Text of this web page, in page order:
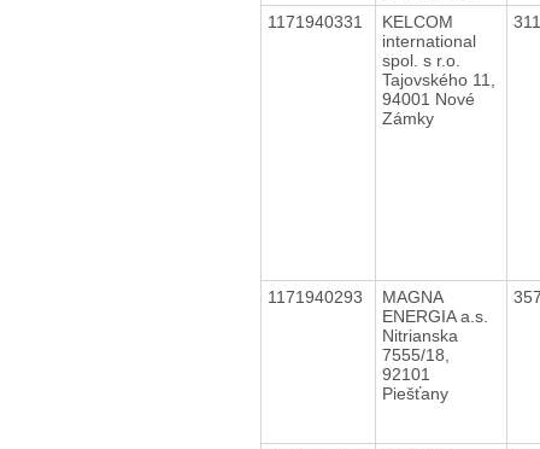
1171940331
KELCOM
international
spol. s r.o.
Tajovského 11,
94001 Nové
Zámky
1171940293
MAGNA
ENERGIA a.s.
Nitrianska
7555/18,
92101
Piešťany